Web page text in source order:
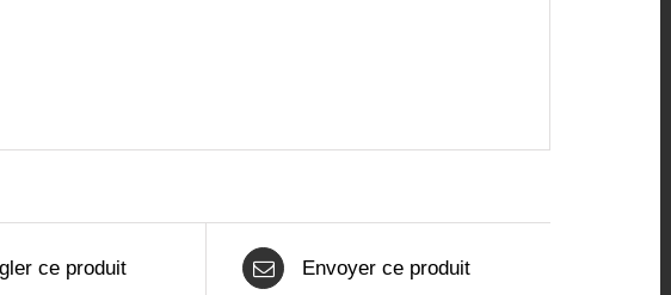
ce produit Envoyer ce produit